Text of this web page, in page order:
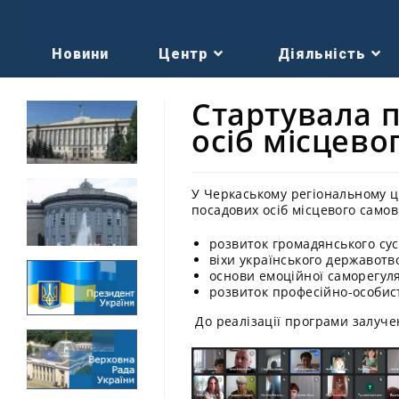
Новини Центр Діяльність
Стартувала
осіб
У Черкаському регіональному
посадових осіб місцевого
розвиток громадянського
віхи українського
основи емоційної
розвиток професійно-
До реалізації програми